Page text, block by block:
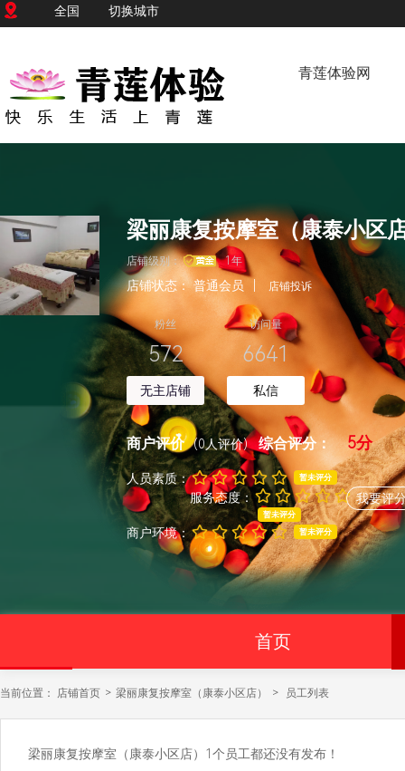
全国 切换城市
青莲体验网
梁丽康复按摩室（康泰小区
店铺级别： 1年
店铺状态：普通会员 店铺投诉
粉丝
572
无主店铺
访问量
6641
私信
商户评价 (0人评价)综合评分： 5分
人员素质： 暂未评分
服务态度：
暂未评分
商户环境： 暂未评分
我要评
首页
当前位置： 店铺首页 > 梁丽康复按摩室（康泰小区店） > 员工列表
梁丽康复按摩室（康泰小区店）1个员工都还没有发布！